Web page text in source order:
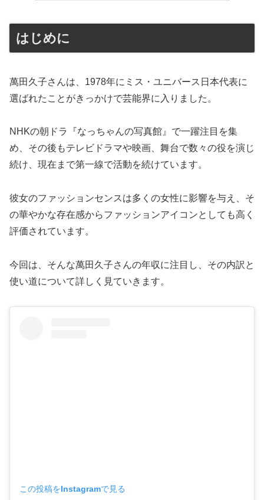
はじめに
萬田久子さんは、1978年にミス・ユニバース日本代表に
選ばれたことがきっかけで芸能界に入りました。
NHKの朝ドラ『なっちゃんの写真館』で一躍注目を集
め、その後もテレビドラマや映画、舞台で数々の役を演じ
続け、現在まで第一線で活動を続けています。
彼女のファッションセンスは多くの女性に影響を与え、そ
の華やかな存在感からファッションアイコンとしても高く
評価されています。
今回は、そんな萬田久子さんの年収に注目し、その内訳と
使い道について詳しく見ていきます。
この投稿をInstagramで見る